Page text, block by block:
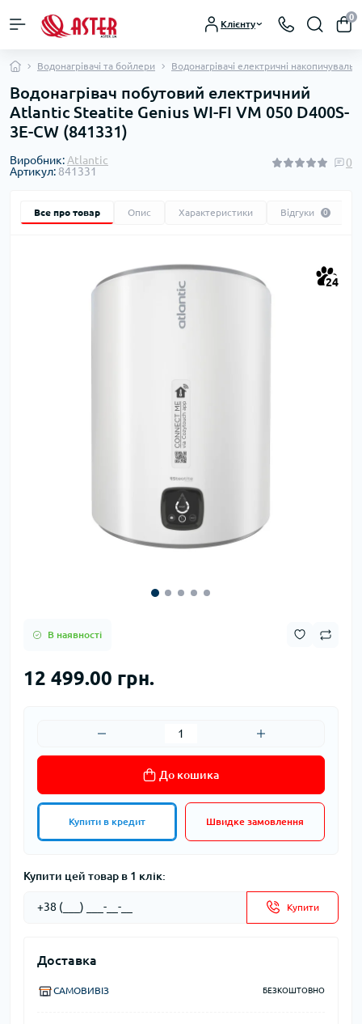
Клієнту
0
Водонагрівачі та бойлери Водонагрівачі електричні накопичувальні
Водонагрівач побутовий електричний
Atlantic Steatite Genius WI-FI VM 050 D400S-
3E-CW (841331)
Виробник: Atlantic
Артикул: 841331
0
Все про товар Опис Характеристики Відгуки 0
24
В наявності
12 499.00 грн.
До кошика
Купити в кредит Швидке замовлення
Купити цей товар в 1 клік:
Купити
Доставка
САМОВИВІЗ БЕЗКОШТОВНО